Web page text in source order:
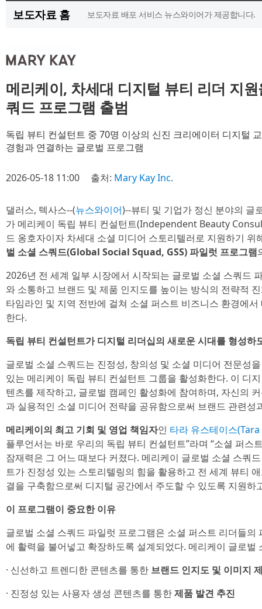
보도자료 홈 보도자료 배포 서비스 뉴스와이어가 제공합니다.
메리케이, 차세대 디지털 뷰티 리더 지
쿼드 프로그램 출범
독립 뷰티 컨설턴트 중 70명 이상의 신진 크리에이터 디지털
경험과 연결하는 글로벌 프로그램
2026-05-18 11:00 출처: Mary Kay Inc.
댈러스, 텍사스--(뉴스와이어)--뷰티 및 기업가 정신 분야의 글
가 메리케이 독립 뷰티 컨설턴트(Independent Beauty
드 옹호자이자 차세대 소셜 미디어 스토리텔러로 지원하기
벌 소셜 스쿼드(Global Social Squad, GSS) 파일럿 프로그램
2026년 전 세계 일부 시장에서 시작되는 글로벌 소셜 스쿼드
와 소통하고 브랜드 및 제품 인지도를 높이는 방식의 전략적
타임라인 및 지역 전반에 걸쳐 소셜 퍼스트 비즈니스 환경에
한다.
독립 뷰티 컨설턴트가 디지털 리더십의 새로운 시대를 형성하
글로벌 소셜 스쿼드는 진정성, 창의성 및 소셜 미디어 전문성
있는 메리케이 독립 뷰티 컨설턴트 그룹을 활성화한다. 이 디
텐츠를 제작하고, 글로벌 캠페인 활성화에 참여하며, 자신의
과 실용적인 소셜 미디어 전략을 공유함으로써 브랜드 관련성
메리케이의 최고 기회 및 영업 책임자인 타라 유스테이스
플루언서는 바로 우리의 독립 뷰티 컨설턴트”라며 “소셜 퍼스
잠재력은 그 어느 때보다 커졌다. 메리케이 글로벌 소셜 스쿼
트가 진정성 있는 스토리텔링의 힘을 활용하고 전 세계 뷰티
결을 구축함으로써 디지털 공간에서 주도할 수 있도록 지원하
이 프로그램이 중요한 이유
글로벌 소셜 스쿼드 파일럿 프로그램은 소셜 퍼스트 리더들
에 활력을 불어넣고 확장하도록 설계되었다. 메리케이 글로벌
· 신선하고 트렌디한 콘텐츠를 통한 브랜드 인지도 및 이미지
· 진정성 있는 사용자 생성 콘텐츠를 통한제품 발견 추진